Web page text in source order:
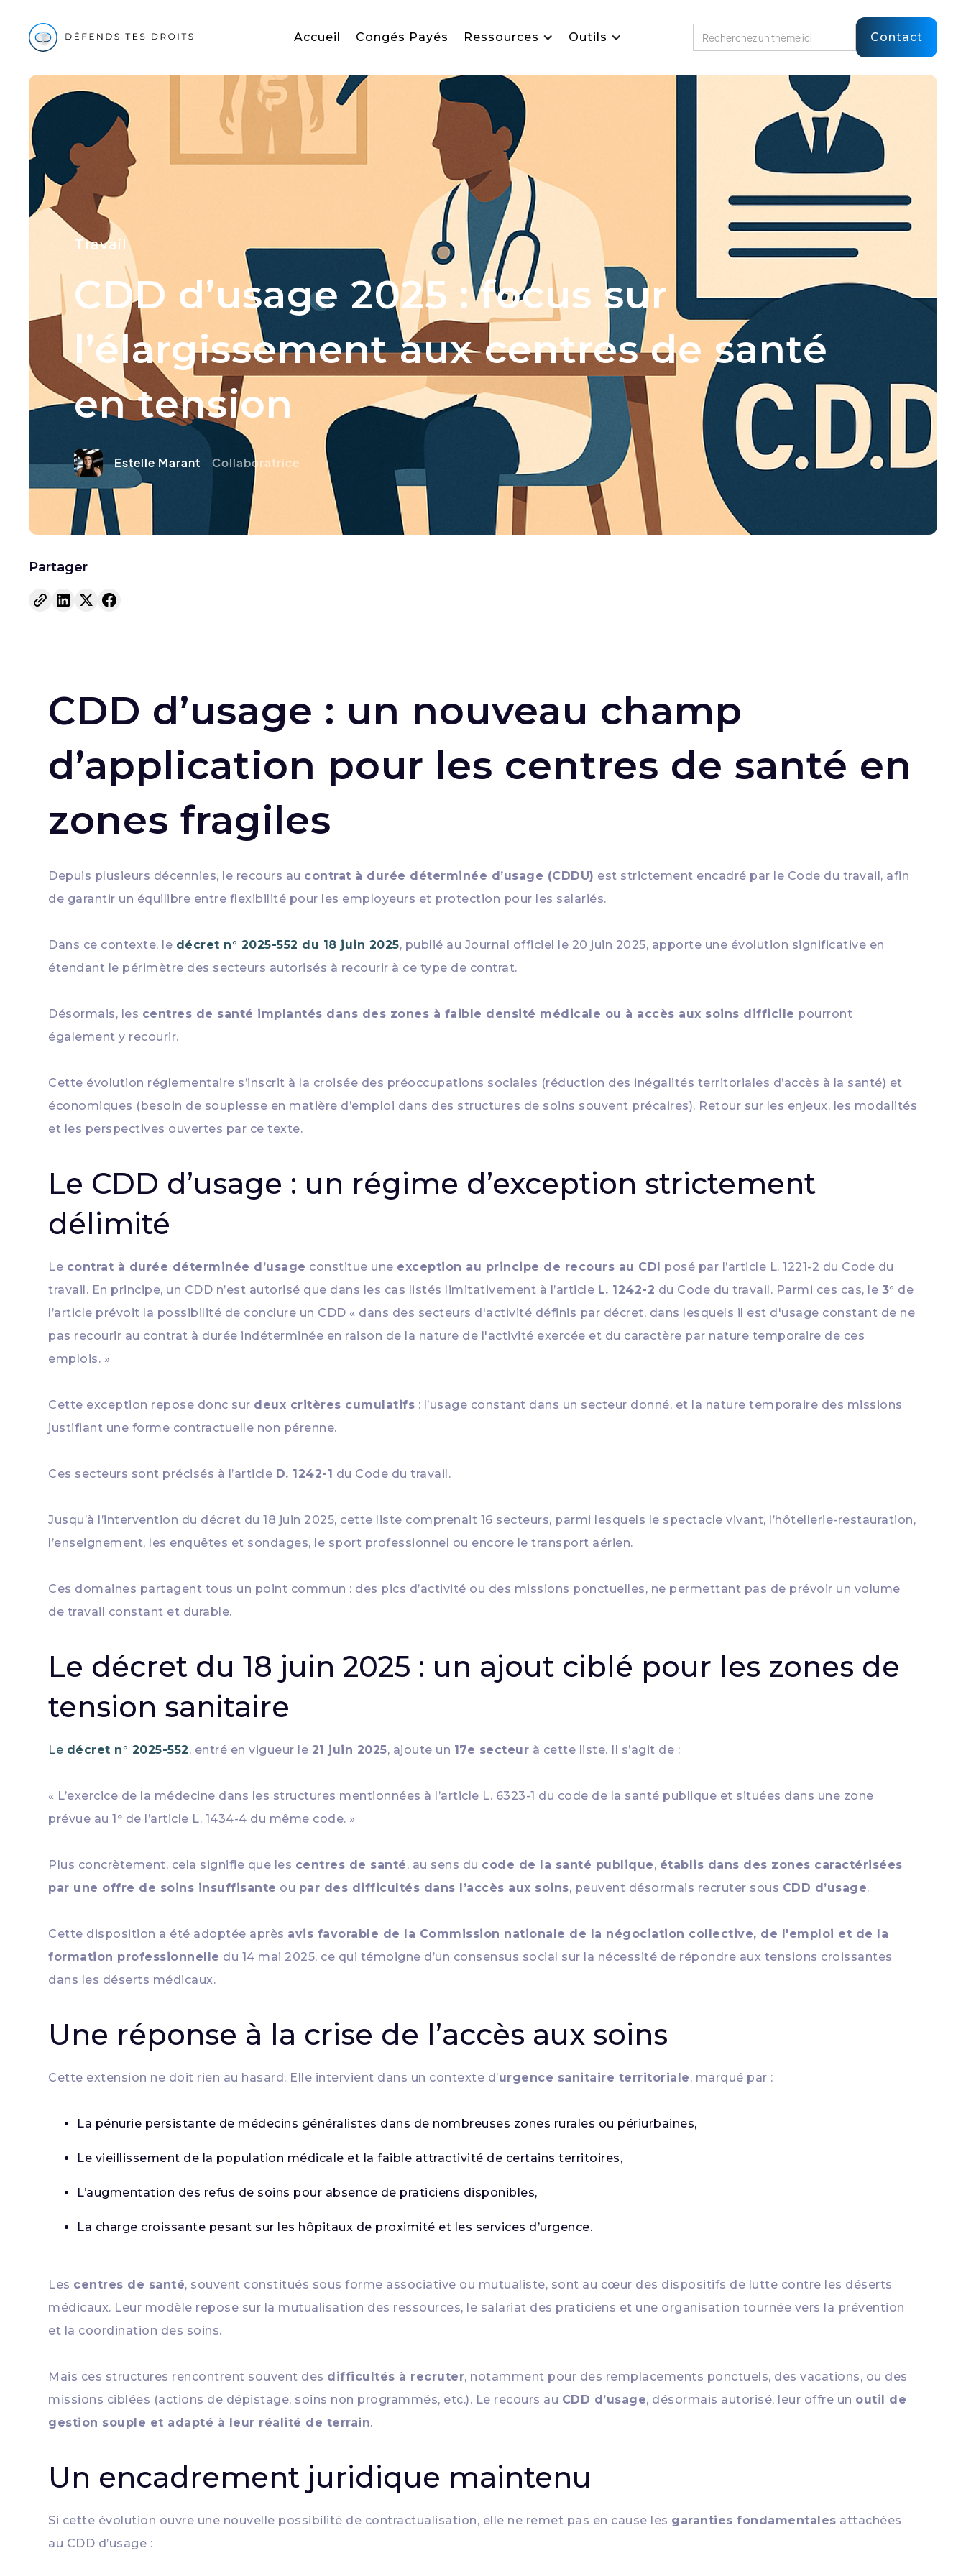
Accueil Congés Payés Ressources Outils Contact
Travail
CDD d’usage 2025 : focus sur
l’élargissement aux centres de santé
en tension
Estelle Marant Collaboratrice
Partager
CDD d’usage : un nouveau champ
d’application pour les centres de santé en
zones fragiles
Depuis plusieurs décennies, le recours au contrat à durée déterminée d’usage (CDDU) est strictement encadré par le Code du travail, afin
de garantir un équilibre entre flexibilité pour les employeurs et protection pour les salariés.
Dans ce contexte, le décret n° 2025-552 du 18 juin 2025, publié au Journal officiel le 20 juin 2025, apporte une évolution significative en
étendant le périmètre des secteurs autorisés à recourir à ce type de contrat.
Désormais, les centres de santé implantés dans des zones à faible densité médicale ou à accès aux soins difficile pourront
également y recourir.
Cette évolution réglementaire s’inscrit à la croisée des préoccupations sociales (réduction des inégalités territoriales d’accès à la santé) et
économiques (besoin de souplesse en matière d’emploi dans des structures de soins souvent précaires). Retour sur les enjeux, les modalités
et les perspectives ouvertes par ce texte.
Le CDD d’usage : un régime d’exception strictement
délimité
Le contrat à durée déterminée d’usage constitue une exception au principe de recours au CDI posé par l’article L. 1221-2 du Code du
travail. En principe, un CDD n’est autorisé que dans les cas listés limitativement à l’article L. 1242-2 du Code du travail. Parmi ces cas, le 3° de
l’article prévoit la possibilité de conclure un CDD « dans des secteurs d'activité définis par décret, dans lesquels il est d'usage constant de ne
pas recourir au contrat à durée indéterminée en raison de la nature de l'activité exercée et du caractère par nature temporaire de ces
emplois. »
Cette exception repose donc sur deux critères cumulatifs : l’usage constant dans un secteur donné, et la nature temporaire des missions
justifiant une forme contractuelle non pérenne.
Ces secteurs sont précisés à l’article D. 1242-1 du Code du travail.
Jusqu’à l’intervention du décret du 18 juin 2025, cette liste comprenait 16 secteurs, parmi lesquels le spectacle vivant, l’hôtellerie-restauration,
l’enseignement, les enquêtes et sondages, le sport professionnel ou encore le transport aérien.
Ces domaines partagent tous un point commun : des pics d’activité ou des missions ponctuelles, ne permettant pas de prévoir un volume
de travail constant et durable.
Le décret du 18 juin 2025 : un ajout ciblé pour les zones de
tension sanitaire
Le décret n° 2025-552, entré en vigueur le 21 juin 2025, ajoute un 17e secteur à cette liste. Il s’agit de :
« L’exercice de la médecine dans les structures mentionnées à l’article L. 6323-1 du code de la santé publique et situées dans une zone
prévue au 1° de l’article L. 1434-4 du même code. »
Plus concrètement, cela signifie que les centres de santé, au sens du code de la santé publique, établis dans des zones caractérisées
par une offre de soins insuffisante ou par des difficultés dans l’accès aux soins, peuvent désormais recruter sous CDD d’usage.
Cette disposition a été adoptée après avis favorable de la Commission nationale de la négociation collective, de l'emploi et de la
formation professionnelle du 14 mai 2025, ce qui témoigne d’un consensus social sur la nécessité de répondre aux tensions croissantes
dans les déserts médicaux.
Une réponse à la crise de l’accès aux soins
Cette extension ne doit rien au hasard. Elle intervient dans un contexte d’urgence sanitaire territoriale, marqué par :
La pénurie persistante de médecins généralistes dans de nombreuses zones rurales ou périurbaines,
Le vieillissement de la population médicale et la faible attractivité de certains territoires,
L’augmentation des refus de soins pour absence de praticiens disponibles,
La charge croissante pesant sur les hôpitaux de proximité et les services d’urgence.
Les centres de santé, souvent constitués sous forme associative ou mutualiste, sont au cœur des dispositifs de lutte contre les déserts
médicaux. Leur modèle repose sur la mutualisation des ressources, le salariat des praticiens et une organisation tournée vers la prévention
et la coordination des soins.
Mais ces structures rencontrent souvent des difficultés à recruter, notamment pour des remplacements ponctuels, des vacations, ou des
missions ciblées (actions de dépistage, soins non programmés, etc.). Le recours au CDD d’usage, désormais autorisé, leur offre un outil de
gestion souple et adapté à leur réalité de terrain.
Un encadrement juridique maintenu
Si cette évolution ouvre une nouvelle possibilité de contractualisation, elle ne remet pas en cause les garanties fondamentales attachées
au CDD d’usage :